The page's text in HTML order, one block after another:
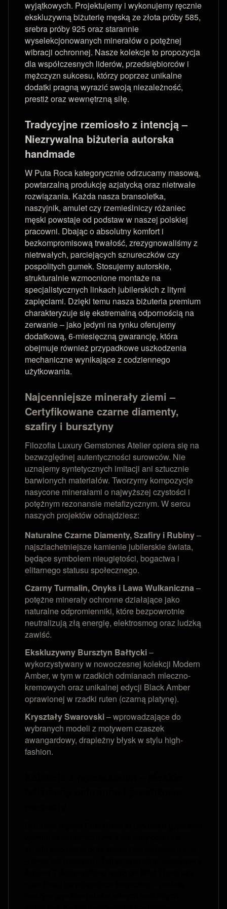
wyjątkowych. Projektujemy i wykonujemy ręcznie
ekskluzywną biżuterię męską ze złota próby 585,
srebra próby 925 oraz starannie
wyselekcjonowanych minerałów o potężnej
wibracji ochronnej. Nasze kolekcje to propozycja
dla współczesnych liderów, przedsiębiorców i
mężczyzn sukcesu, którzy poprzez unikalne
dodatki pragną wyrazić swoją niezależność,
prestiż oraz wewnętrzną siłę.
Tradycyjne rzemiosło z intencją –
Niezrywalna biżuteria autorska
handmade
W Puta Roca kategorycznie odrzucamy masową,
powtarzalną produkcję azjatycką oraz nietrwałe
rozwiązania. Każda nasza bransoletka,
naszyjnik, amulet czy rzemieślniczy różaniec
męski powstaje od podstaw w naszej polskiej
pracowni. Dbając o absolutny komfort i
bezkompromisową trwałość, zrezygnowaliśmy z
nietrwałych, parciejących sznureczków czy
pospolitych gumek. Stosujemy autorskie,
strukturalnie wzmocnione montaże na
specjalistycznych linkach jubilerskich z litymi
zapięciami. Dzięki temu nasza biżuteria premium
charakteryzuje się ekstremalną odpornością na
zerwanie – jako jedyni na rynku oferujemy
dodatkową, 6-miesięczną gwarancję, która
obejmuje również przypadkowe uszkodzenia
mechaniczne wynikające z codziennego
użytkowania.
Najcenniejsze minerały ziemi –
Certyfikowane czarne diamenty,
szafiry i bursztyny
Filozofia Luxury Gemstones Atelier opiera się na
bezwzględnej autentyczności surowców. Nie
uznajemy syntetycznych imitacji ani sztucznie
barwionych materiałów. Tworzymy kompozycje
nasycone minerałami o najwyższej czystości i
potężnym rezonansie metafizycznym. W sercu
naszych projektów odnajdziesz:
Naturalne Czarne Diamenty, Szafiry i Rubiny–
najszlachetniejsze kamienie jubilerskie świata,
będące symbolem nieugiętości, bogactwa i
elitarnego statusu społecznego.
Czarny Turmalin, Onyks i Lawa Wulkaniczna–
potężne minerały ochronne działające jako
naturalne odpromienniki, które bezpowrotnie
neutralizują złą energię, elektrosmog oraz ludzką
zawiść.
Ekskluzywny Bursztyn Bałtycki–
wykorzystywany w nowoczesnej kolekcji Modern
Amber, w tym w rzadkich odmianach mleczno-
kremowych oraz unikalnej edycji Black Amber
oprawionej w rzadki ruten (czarną platynę).
Kryształy Swarovski– wprowadzające do
wybranych modeli z motywem czaszek
awangardowy, drapieżny błysk w stylu high-
fashion.